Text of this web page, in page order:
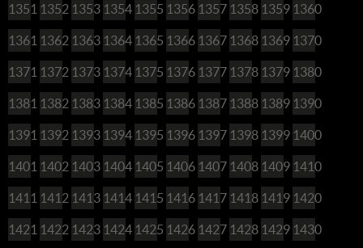
1351 1352 1353 1354 1355 1356 1357 1358 1359 1360
1361 1362 1363 1364 1365 1366 1367 1368 1369 1370
1371 1372 1373 1374 1375 1376 1377 1378 1379 1380
1381 1382 1383 1384 1385 1386 1387 1388 1389 1390
1391 1392 1393 1394 1395 1396 1397 1398 1399 1400
1401 1402 1403 1404 1405 1406 1407 1408 1409 1410
1411 1412 1413 1414 1415 1416 1417 1418 1419 1420
1421 1422 1423 1424 1425 1426 1427 1428 1429 1430